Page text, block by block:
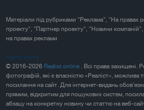
Матеріали під рубриками "Реклама", "На правах
проекту", "Партнер проекту", "Новини компаній",
на правах реклами
Карта сайта
© 2016-2026 Realist.online . Всі права захищені.
фотографій, які є власністю «Реаліст», можлива
посилання на сайт. Для інтернет-видань
прямим, відкритим для пошукових систем,
абзацу на конкретну новину чи статтю на веб-